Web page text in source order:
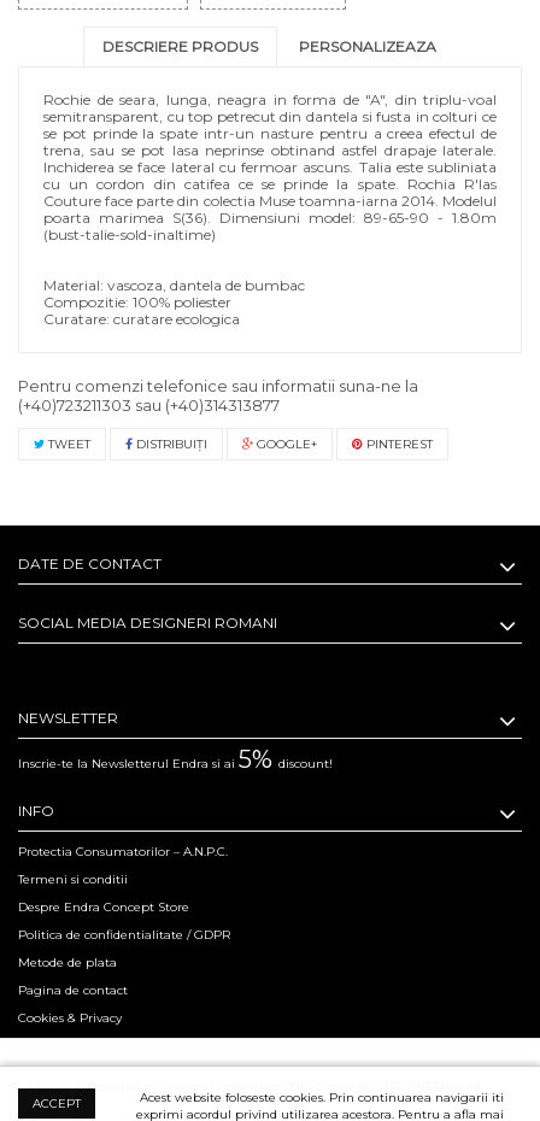
DESCRIERE PRODUS PERSONALIZEAZA
Rochie de seara, lunga, neagra in forma de "A", din triplu-voal
semitransparent, cu top petrecut din dantela si fusta in colturi ce
se pot prinde la spate intr-un nasture pentru a creea efectul de
trena, sau se pot lasa neprinse obtinand astfel drapaje laterale.
Inchiderea se face lateral cu fermoar ascuns. Talia este subliniata
cu un cordon din catifea ce se prinde la spate. Rochia R'Ias
Couture face parte din colectia Muse toamna-iarna 2014. Modelul
poarta marimea S(36). Dimensiuni model: 89-65-90 - 1.80m
(bust-talie-sold-inaltime)
Material: vascoza, dantela de bumbac
Compozitie: 100% poliester
Curatare: curatare ecologica
Pentru comenzi telefonice sau informatii suna-ne la
(+40)723211303 sau (+40)314313877
TWEET DISTRIBUIŢI GOOGLE+ PINTEREST
DATE DE CONTACT
SOCIAL MEDIA DESIGNERI ROMANI
NEWSLETTER
Inscrie-te la Newsletterul Endra si ai 5% discount!
INFO
Protectia Consumatorilor – A.N.P.C.
Termeni si conditii
Despre Endra Concept Store
Politica de confidentialitate / GDPR
Metode de plata
Pagina de contact
Cookies & Privacy
Hosted & Powered by Creation Code since 2011. Copyright 2015 ENDRA® All
ACCEPT
Acest website foloseste cookies. Prin continuarea navigarii iti
exprimi acordul privind utilizarea acestora. Pentru a afla mai